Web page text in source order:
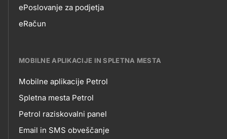
EPOSLOVANJE
ePoslovanje za podjetja
eRačun
MOBILNE APLIKACIJE IN SPLETNA MESTA
MOBILNE
APLIKACIJE
Mobilne aplikacije Petrol
Spletna mesta Petrol
Petrol raziskovalni panel
Email in SMS obveščanje